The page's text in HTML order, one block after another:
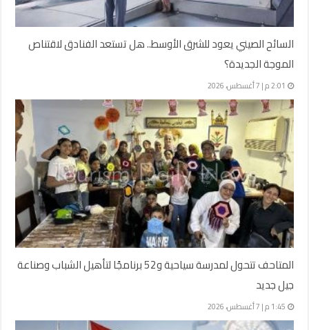
السائح الصيني يعود للشرق الأوسط.. هل تستعد الفنادق لاقتناص
الموجة الجديدة؟
2:01 م | 7 أغسطس، 2026
المتاحف تتحول لمدرسة سياحية و52 برنامجًا لتأهيل الشباب وصناعة
جيل جديد
1:45 م | 7 أغسطس، 2026